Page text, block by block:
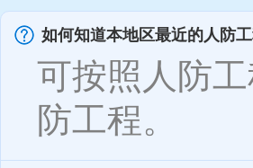
如何知道本地区最近的人防
可按照人防
防工程。